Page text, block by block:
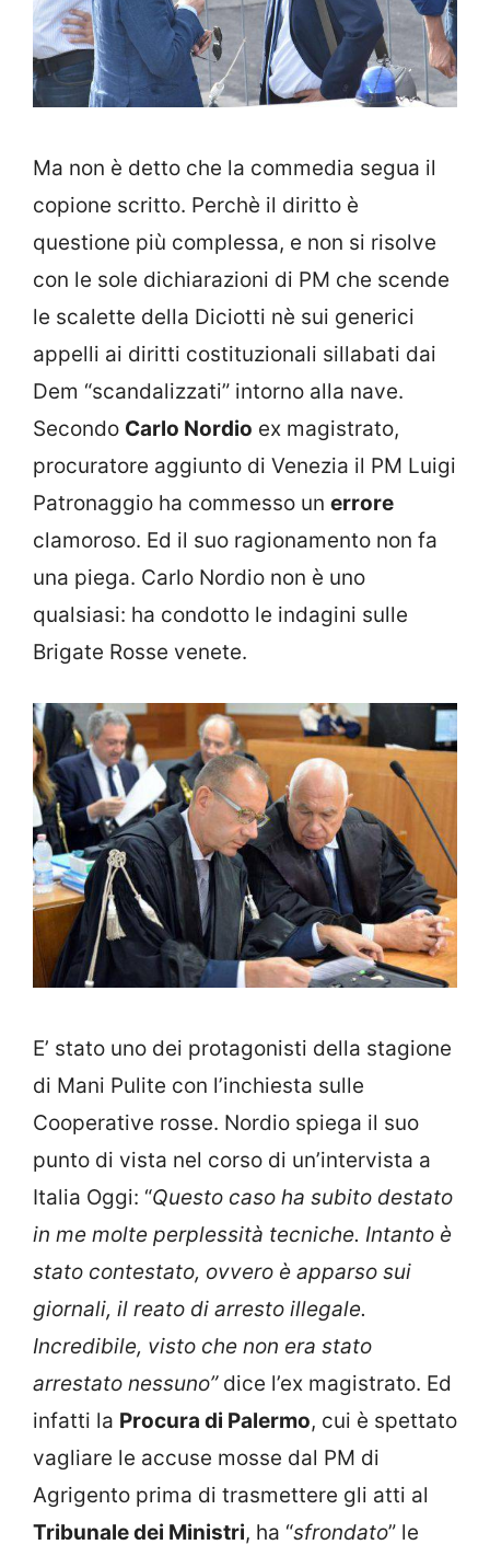
Ma non è detto che la commedia segua il
copione scritto. Perchè il diritto è
questione più complessa, e non si risolve
con le sole dichiarazioni di PM che scende
le scalette della Diciotti nè sui generici
appelli ai diritti costituzionali sillabati dai
Dem “scandalizzati” intorno alla nave.
Secondo Carlo Nordio ex magistrato,
procuratore aggiunto di Venezia il PM Luigi
Patronaggio ha commesso un errore
clamoroso. Ed il suo ragionamento non fa
una piega. Carlo Nordio non è uno
qualsiasi: ha condotto le indagini sulle
Brigate Rosse venete.
E’ stato uno dei protagonisti della stagione
di Mani Pulite con l’inchiesta sulle
Cooperative rosse. Nordio spiega il suo
punto di vista nel corso di un’intervista a
Italia Oggi: “Questo caso ha subito destato
in me molte perplessità tecniche. Intanto è
stato contestato, ovvero è apparso sui
giornali, il reato di arresto illegale.
Incredibile, visto che non era stato
arrestato nessuno” dice l’ex magistrato. Ed
infatti la Procura di Palermo, cui è spettato
vagliare le accuse mosse dal PM di
Agrigento prima di trasmettere gli atti al
Tribunale dei Ministri, ha “sfrondato” le